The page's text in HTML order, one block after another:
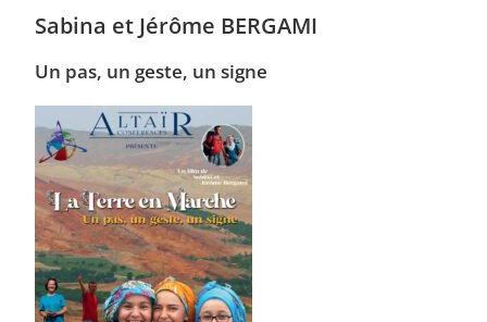
Sabina et Jérôme BERGAMI
Un pas, un geste, un signe